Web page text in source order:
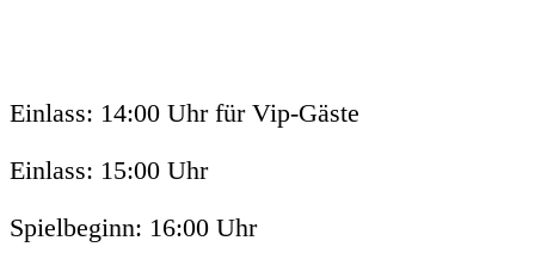
Einlass: 14:00 Uhr für Vip-Gäste
Einlass: 15:00 Uhr
Spielbeginn: 16:00 Uhr